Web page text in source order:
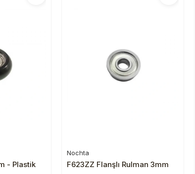
- Plastik
Sepete Ekle
Nochta
F623ZZ Flanşlı Rulman 3mm